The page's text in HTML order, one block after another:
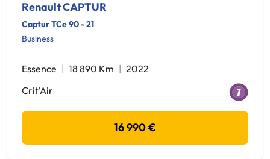
Renault CAPTUR
Captur TCe 90 - 21
Business
Essence 18 890 Km
2022
Crit'Air
16 990 €